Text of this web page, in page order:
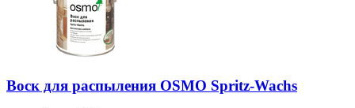
Воск для распыления OSMO Spritz-Wachs